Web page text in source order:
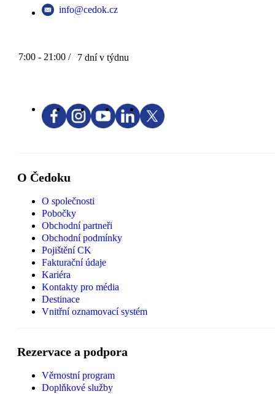
info@cedok.cz
7:00 - 21:00 / 7 dní v týdnu
O Čedoku
O společnosti
Pobočky
Obchodní partneři
Obchodní podmínky
Pojištění CK
Fakturační údaje
Kariéra
Kontakty pro média
Destinace
Vnitřní oznamovací systém
Rezervace a podpora
Věrnostní program
Doplňkové služby